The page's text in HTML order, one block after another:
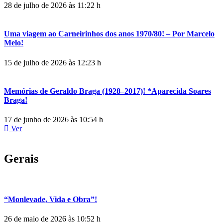
28 de julho de 2026 às 11:22 h
Uma viagem ao Carneirinhos dos anos 1970/80! – Por Marcelo
Melo!
15 de julho de 2026 às 12:23 h
Memórias de Geraldo Braga (1928–2017)! *Aparecida Soares
Braga!
17 de junho de 2026 às 10:54 h
Ver
Gerais
“Monlevade, Vida e Obra”!
26 de maio de 2026 às 10:52 h